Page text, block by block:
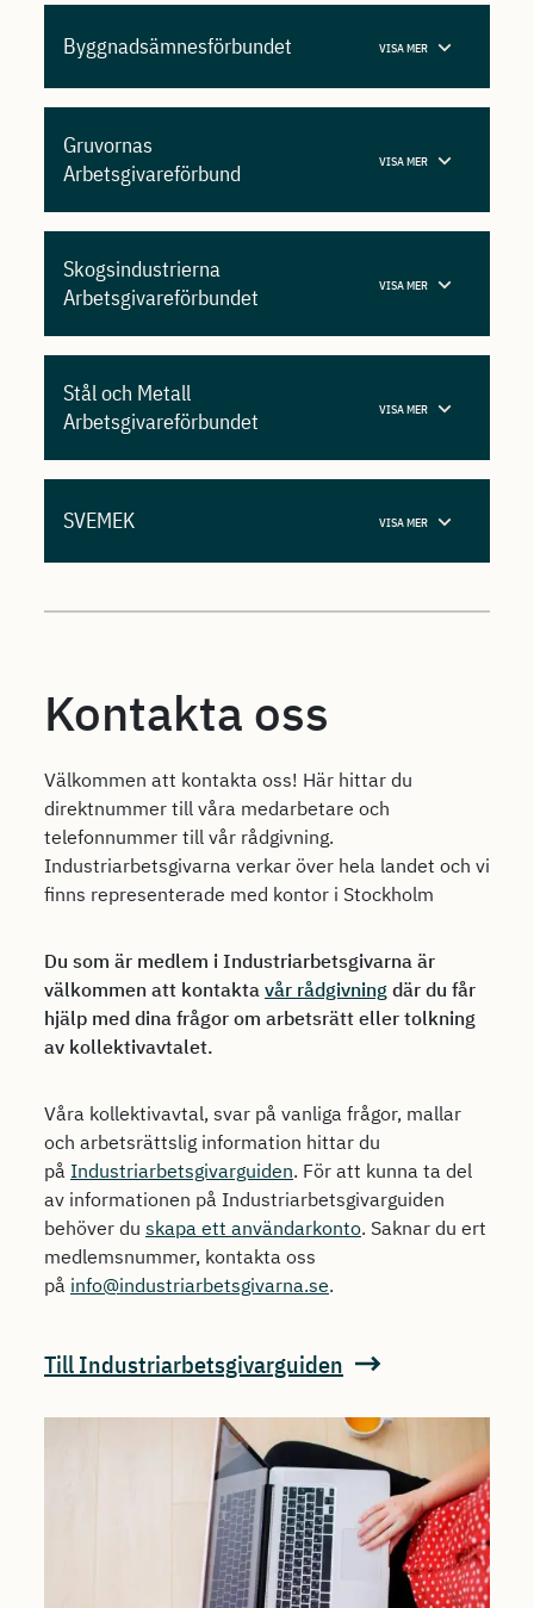
Byggnadsämnesförbundet VISA MER
Gruvornas
Arbetsgivareförbund
VISA MER
Skogsindustrierna
Arbetsgivareförbundet
VISA MER
Stål och Metall
Arbetsgivareförbundet
VISA MER
SVEMEK VISA MER
Kontakta oss
Välkommen att kontakta oss! Här hittar du
direktnummer till våra medarbetare och
telefonnummer till vår rådgivning.
Industriarbetsgivarna verkar över hela landet och vi
finns representerade med kontor i Stockholm
Du som är medlem i Industriarbetsgivarna är
välkommen att kontakta vår rådgivning där du får
hjälp med dina frågor om arbetsrätt eller tolkning
av kollektivavtalet.
Våra kollektivavtal, svar på vanliga frågor, mallar
och arbetsrättslig information hittar du
på Industriarbetsgivarguiden. För att kunna ta del
av informationen på Industriarbetsgivarguiden
behöver du skapa ett användarkonto. Saknar du ert
medlemsnummer, kontakta oss
på info@industriarbetsgivarna.se.
Till Industriarbetsgivarguiden